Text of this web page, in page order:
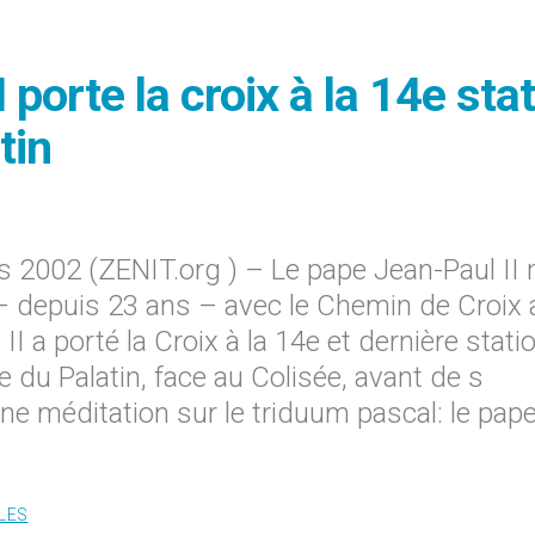
la croix à la 14e
2002 (ZENIT.org ) – Le pape Jean-Paul II
23 ans – avec le Chemin de Croix
a porté la Croix à la 14e et dernière
Palatin, face au Colisée, avant de s
méditation sur le triduum pascal: le